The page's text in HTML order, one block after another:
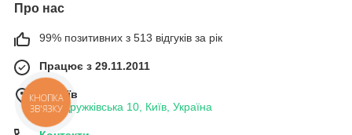
Про нас
99% позитивних з 513 відгуків за рік
Працює з 29.11.2011
м. Київ
вул. Дружківська 10, Київ, Україна
КНОПКА
ЗВ'ЯЗКУ